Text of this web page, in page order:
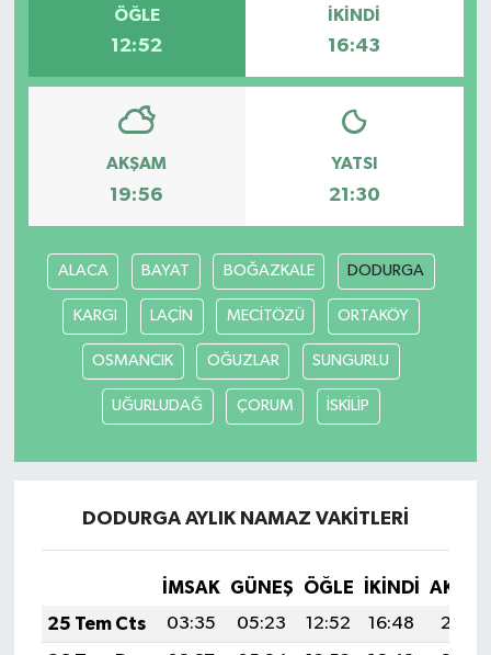
ÖĞLE
12:52
İKINDI
16:43
AKŞAM
19:56
YATSI
21:30
ALACA BAYAT BOĞAZKALE DODURGA
KARGI LAÇİN MECİTÖZÜ ORTAKÖY
OSMANCIK OĞUZLAR SUNGURLU
UĞURLUDAĞ ÇORUM İSKİLİP
DODURGA AYLIK NAMAZ VAKITLERI
İMSAK GÜNEŞ ÖĞLE İKINDI
25 Tem Cts
03:35 05:23 12:52 16:48
20:11